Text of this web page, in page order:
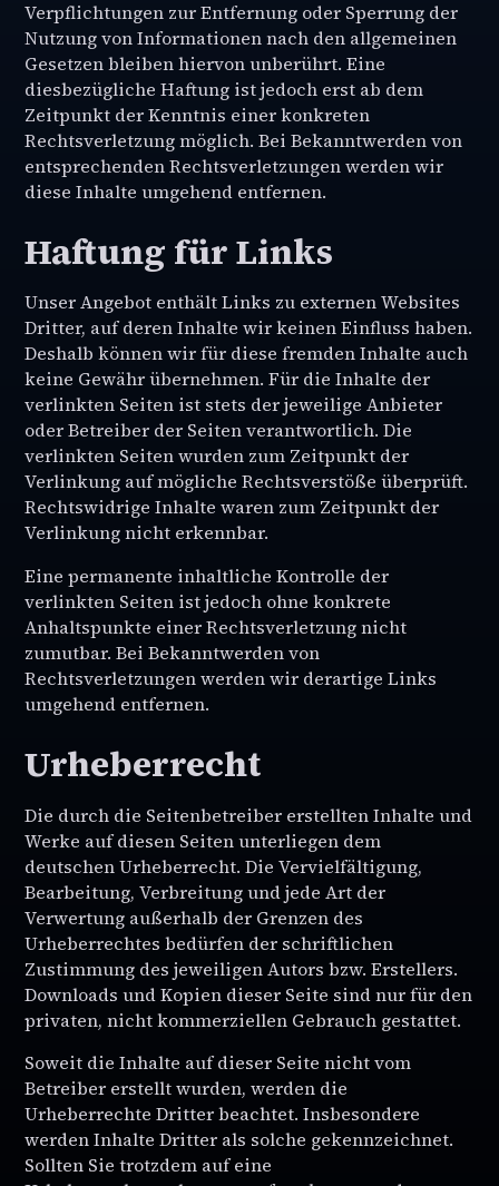
Verpflichtungen zur Entfernung oder Sperrung der
Nutzung von Informationen nach den allgemeinen
Gesetzen bleiben hiervon unberührt. Eine
diesbezügliche Haftung ist jedoch erst ab dem
Zeitpunkt der Kenntnis einer konkreten
Rechtsverletzung möglich. Bei Bekanntwerden von
entsprechenden Rechtsverletzungen werden wir
diese Inhalte umgehend entfernen.
Haftung für Links
Unser Angebot enthält Links zu externen Websites
Dritter, auf deren Inhalte wir keinen Einfluss haben.
Deshalb können wir für diese fremden Inhalte auch
keine Gewähr übernehmen. Für die Inhalte der
verlinkten Seiten ist stets der jeweilige Anbieter
oder Betreiber der Seiten verantwortlich. Die
verlinkten Seiten wurden zum Zeitpunkt der
Verlinkung auf mögliche Rechtsverstöße überprüft.
Rechtswidrige Inhalte waren zum Zeitpunkt der
Verlinkung nicht erkennbar.
Eine permanente inhaltliche Kontrolle der
verlinkten Seiten ist jedoch ohne konkrete
Anhaltspunkte einer Rechtsverletzung nicht
zumutbar. Bei Bekanntwerden von
Rechtsverletzungen werden wir derartige Links
umgehend entfernen.
Urheberrecht
Die durch die Seitenbetreiber erstellten Inhalte und
Werke auf diesen Seiten unterliegen dem
deutschen Urheberrecht. Die Vervielfältigung,
Bearbeitung, Verbreitung und jede Art der
Verwertung außerhalb der Grenzen des
Urheberrechtes bedürfen der schriftlichen
Zustimmung des jeweiligen Autors bzw. Erstellers.
Downloads und Kopien dieser Seite sind nur für den
privaten, nicht kommerziellen Gebrauch gestattet.
Soweit die Inhalte auf dieser Seite nicht vom
Betreiber erstellt wurden, werden die
Urheberrechte Dritter beachtet. Insbesondere
werden Inhalte Dritter als solche gekennzeichnet.
Sollten Sie trotzdem auf eine